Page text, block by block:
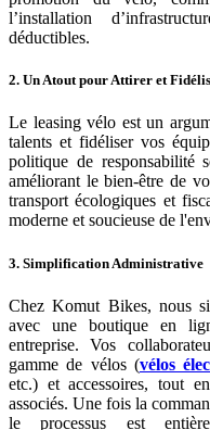
l’installation
déductibles.
2. Un Atout pour Attirer et
Le leasing vélo est un
talents et fidéliser vos
politique de responsabilité
améliorant le bien-être de
transport écologiques et
moderne et soucieuse de
3. Simplification Administrative
Chez Komut Bikes, nous
avec une boutique en
entreprise. Vos
gamme de vélos (vélos
etc.) et accessoires, tout
associés. Une fois la
le processus est